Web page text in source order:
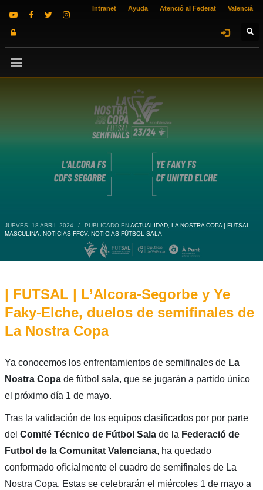
Intranet Ayuda Atenció al Federat Valencià
JUEVES, 18 ABRIL 2024 / PUBLICADO ENACTUALIDAD, LA NOSTRA COPA | FUTSAL
MASCULINA
NOTICIAS FFCV, NOTICIAS FÚTBOL SALA
| FUTSAL | L’Alcora-Segorbe y Ye
Faky-Elche, duelos de semifinales de
La Nostra Copa
Ya conocemos los enfrentamientos de semifinales de La
Nostra Copade fútbol sala, que se jugarán a partido único
el próximo día 1 de mayo.
Tras la validación de los equipos clasificados por por parte
del Comité Técnico de Fútbol Salade la Federació de
Futbol de la Comunitat Valenciana, ha quedado
conformado oficialmente el cuadro de semifinales de La
Nostra Copa. Estas se celebrarán el miércoles 1 de mayo a